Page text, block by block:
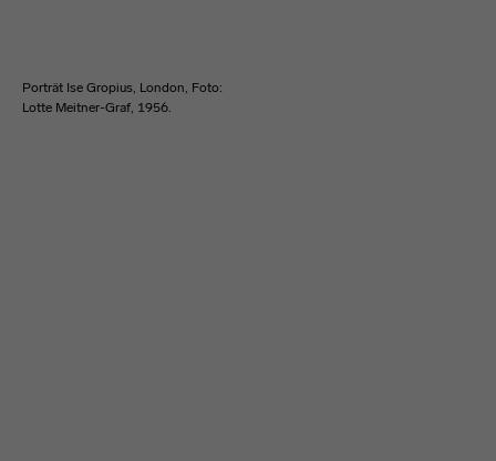
Porträt Ise Gropius, London, Foto:
Lotte Meitner-Graf, 1956.